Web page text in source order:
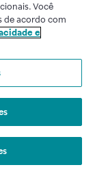
Você
de acordo com
e